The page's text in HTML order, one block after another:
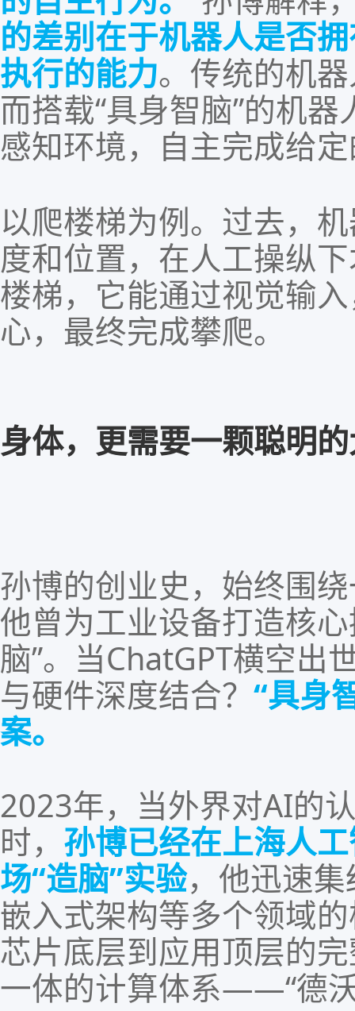
的差别在于机器人是否
执行的能力。传统的机
而搭载“具身智脑”的机
感知环境，自主完成给
以爬楼梯为例。 过去，
度和位置， 在人工操纵
楼梯，它能通过视觉输
心，最终完成攀爬。
身体， 更需要一颗聪明
孙博的创业史， 始终围
他曾为工业设备打造核
脑”。当ChatGPT横空出
与硬件深度结合？ “具身
案。
2023年， 当外界对AI的
时， 孙博已经在上海人
场“造脑”实验， 他迅速
嵌入式架构等多个领域的
芯片底层到应用顶层的
一体的计算体系——“德